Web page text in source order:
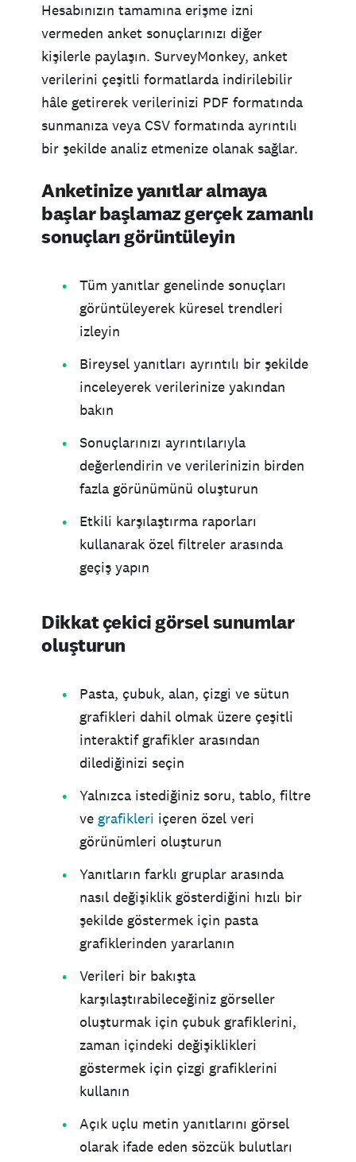
Hesabınızın tamamına erişme izni
vermeden anket sonuçlarınızı diğer
kişilerle paylaşın. SurveyMonkey, anket
verilerini çeşitli formatlarda indirilebilir
hâle getirerek verilerinizi PDF formatında
sunmanıza veya CSV formatında ayrıntılı
bir şekilde analiz etmenize olanak sağlar.
Anketinize yanıtlar almaya
başlar başlamaz gerçek zamanlı
sonuçları görüntüleyin
Tüm yanıtlar genelinde sonuçları
görüntüleyerek küresel trendleri
izleyin
Bireysel yanıtları ayrıntılı bir şekilde
inceleyerek verilerinize yakından
bakın
Sonuçlarınızı ayrıntılarıyla
değerlendirin ve verilerinizin birden
fazla görünümünü oluşturun
Etkili karşılaştırma raporları
kullanarak özel filtreler arasında
geçiş yapın
Dikkat çekici görsel sunumlar
oluşturun
Pasta, çubuk, alan, çizgi ve sütun
grafikleri dahil olmak üzere çeşitli
interaktif grafikler arasından
dilediğinizi seçin
Yalnızca istediğiniz soru, tablo, filtre
ve grafikleri içeren özel veri
görünümleri oluşturun
Yanıtların farklı gruplar arasında
nasıl değişiklik gösterdiğini hızlı bir
şekilde göstermek için pasta
grafiklerinden yararlanın
Verileri bir bakışta
karşılaştırabileceğiniz görseller
oluşturmak için çubuk grafiklerini,
zaman içindeki değişiklikleri
göstermek için çizgi grafiklerini
kullanın
Açık uçlu metin yanıtlarını görsel
olarak ifade eden sözcük bulutları